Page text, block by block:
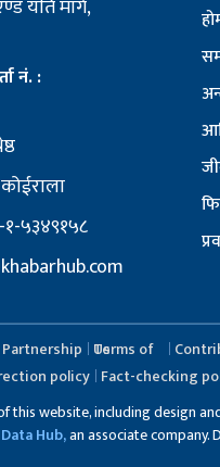
यति मार्ग,
नं. :
५३४९१५८
Partnership Terms of Us
policy Fact-checking
this website, including design
Hub,an associate